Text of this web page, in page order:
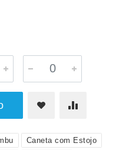
Caneta com Estojo